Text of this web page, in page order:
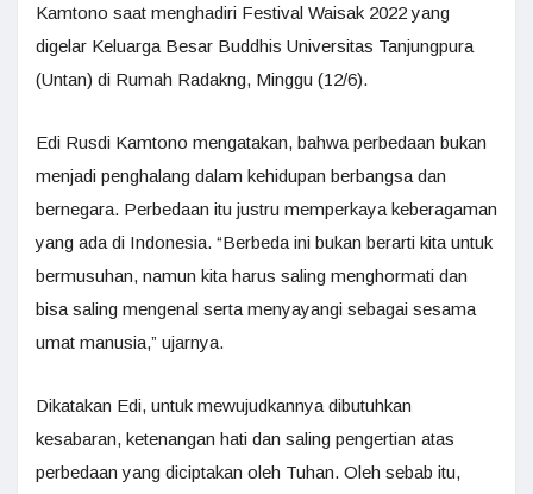
Kamtono saat menghadiri Festival Waisak 2022 yang
digelar Keluarga Besar Buddhis Universitas Tanjungpura
(Untan) di Rumah Radakng, Minggu (12/6).
Edi Rusdi Kamtono mengatakan, bahwa perbedaan bukan
menjadi penghalang dalam kehidupan berbangsa dan
bernegara. Perbedaan itu justru memperkaya keberagaman
yang ada di Indonesia. “Berbeda ini bukan berarti kita untuk
bermusuhan, namun kita harus saling menghormati dan
bisa saling mengenal serta menyayangi sebagai sesama
umat manusia,” ujarnya.
Dikatakan Edi, untuk mewujudkannya dibutuhkan
kesabaran, ketenangan hati dan saling pengertian atas
perbedaan yang diciptakan oleh Tuhan. Oleh sebab itu,